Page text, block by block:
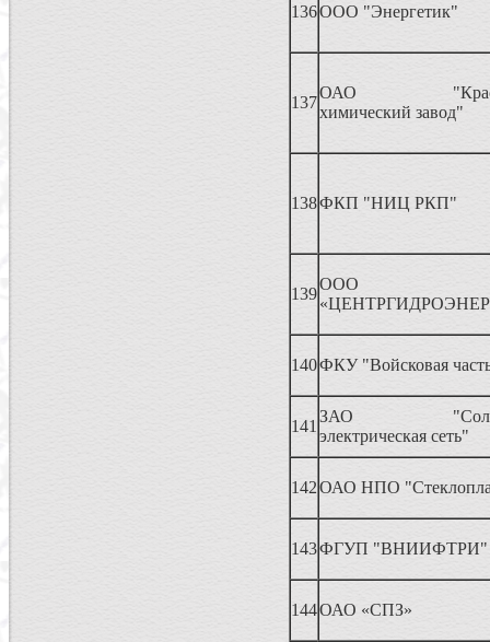
136ООО "Энергетик"
137
ОАО
химический завод"
138ФКП "НИЦ РКП"
139
ООО
140ФКУ "Войсковая
141
ЗАО
электрическая сеть"
142ОАО НПО
143ФГУП "ВНИИФТРИ"
144ОАО «СПЗ»